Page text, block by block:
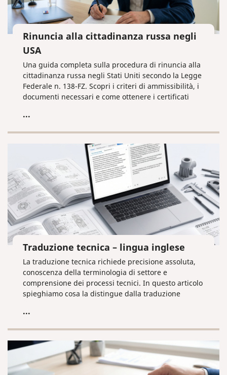
Rinuncia alla cittadinanza russa negli
USA
Una guida completa sulla procedura di rinuncia alla
cittadinanza russa negli Stati Uniti secondo la Legge
Federale n. 138-FZ. Scopri i criteri di ammissibilità, i
documenti necessari e come ottenere i certificati
...
Traduzione tecnica – lingua inglese
La traduzione tecnica richiede precisione assoluta,
conoscenza della terminologia di settore e
comprensione dei processi tecnici. In questo articolo
spieghiamo cosa la distingue dalla traduzione
ottenere un risultato davvero professionale.
...